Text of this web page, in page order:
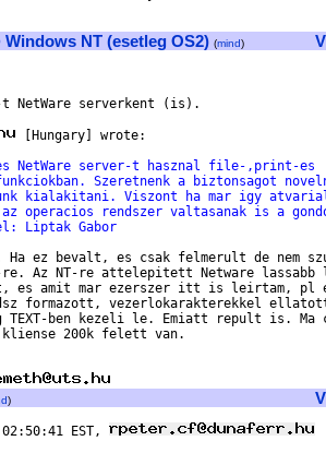
Windows NT (esetleg OS2) (mind)
t NetWare serverkent (is).
[Hungary] wrote:
NetWare server-t hasznal file-,print-es
Szeretnenk a biztonsagot
kialakitani. Viszont ha mar igy
operacios rendszer valtasanak is a
Liptak Gabor
Ha ez bevalt, es csak felmerult de nem
re. Az NT-re attelepitett Netware
es amit mar ezerszer itt is leirtam, pl
formazott, vezerlokarakterekkel
TEXT-ben kezeli le. Emiatt repult is. Ma
kliense 200k felett van.
)
EST,